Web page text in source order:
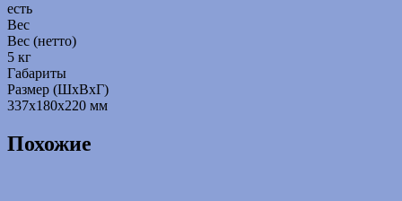
есть
Вес
Вес (нетто)
5 кг
Габариты
Размер (ШxВxГ)
337x180x220 мм
Похожие